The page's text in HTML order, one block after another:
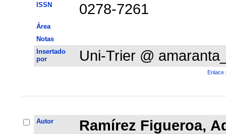
ISSN
0278-7261
Área
Notas
Insertado
por
Uni-Trier @
Enlace
Autor Ramírez Figueroa,